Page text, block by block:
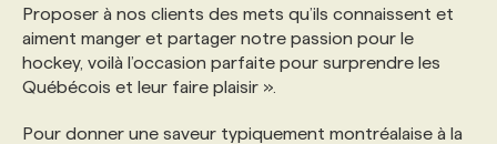
Proposer à nos clients des mets qu’ils connaissent et
aiment manger et partager notre passion pour le
hockey, voilà l’occasion parfaite pour surprendre les
Québécois et leur faire plaisir ».
Pour donner une saveur typiquement montréalaise à la